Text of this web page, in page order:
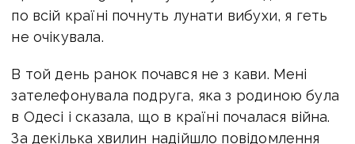
по всій країні почнуть лунати вибухи, я геть
не очікувала.
В той день ранок почався не з кави. Мені
зателефонувала подруга, яка з родиною була
в Одесі і сказала, що в країні почалася війна.
За декілька хвилин надійшло повідомлення